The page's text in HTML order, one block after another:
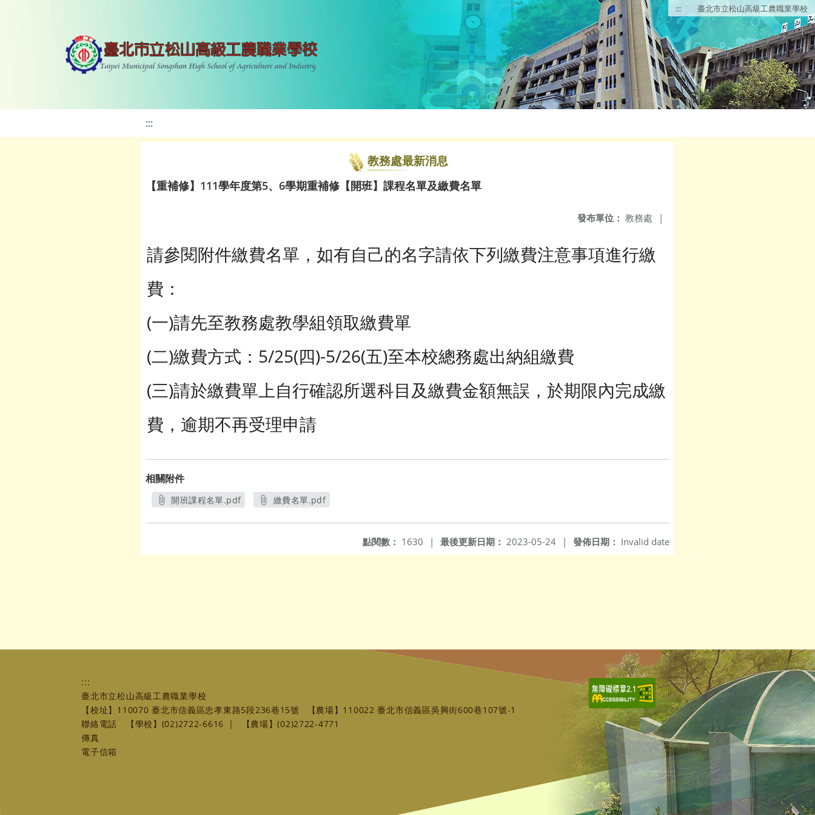
::: 臺北市立松山高級工農職業學校
:::
教務處最新消息
【重補修】111學年度第5、6學期重補修【開班】課程名單及繳費名單
發布單位： 教務處 |
請參閱附件繳費名單，如有自己的名字請依下列繳費注意事項進行繳
費：
(一)請先至教務處教學組領取繳費單
(二)繳費方式：5/25(四)-5/26(五)至本校總務處出納組繳費
(三)請於繳費單上自行確認所選科目及繳費金額無誤，於期限內完成繳
費，逾期不再受理申請
相關附件
開班課程名單.pdf
繳費名單.pdf
發佈日期： Invalid date
最後更新日期： 2023-05-24 |
點閱數： 1630 |
:::
臺北市立松山高級工農職業學校
【校址】110070 臺北市信義區忠孝東路5段236巷15號
【農場】110022 臺北市信義區吳興街600巷107號-1
聯絡電話
【學校】(02)2722-6616 |
【農場】(02)2722-4771
傳真
電子信箱